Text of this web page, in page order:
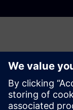
Kapcsolat
Érdeklődnek a
részletekért